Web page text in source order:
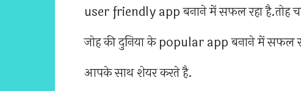
user friendly app बनाने में सफल रहा है.तोह
जोह की दुनिया के popular app बनाने में सफल
आपके साथ शेयर करते है.